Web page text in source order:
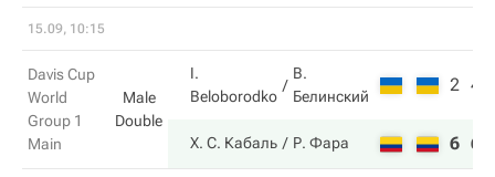
15.09, 10:15
Davis Cup
World
Group 1
Main
Male
Double
I.
Beloborodko
В.
Белинский
2 4
Х. С. Кабаль Р. Фара 6 6